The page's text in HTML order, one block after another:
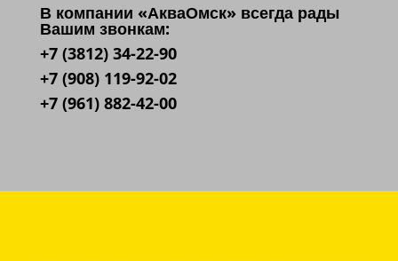
В компании «АкваОмск» всегда рады
Вашим звонкам:
+7 (3812) 34-22-90
+7 (908) 119-92-02
+7 (961) 882-42-00